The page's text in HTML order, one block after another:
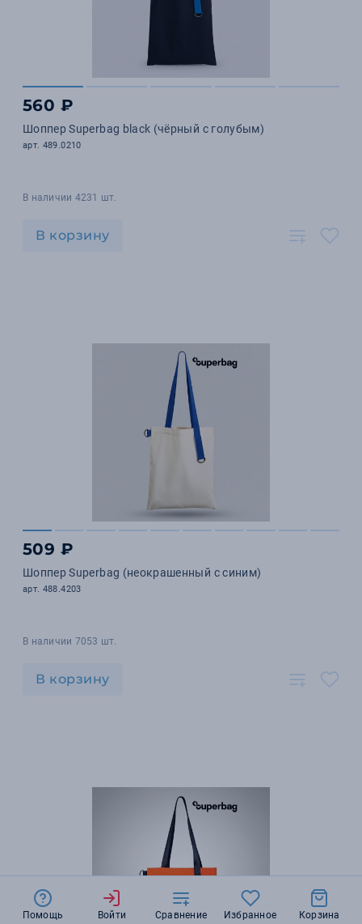
560 ₽
Шоппер Superbag black (чёрный с голубым)
арт. 489.0210
В наличии 4231 шт.
В корзину
509 ₽
Шоппер Superbag (неокрашенный с синим)
арт. 488.4203
В наличии 7053 шт.
В корзину
Помощь Войти Сравнение Избранное Корзина